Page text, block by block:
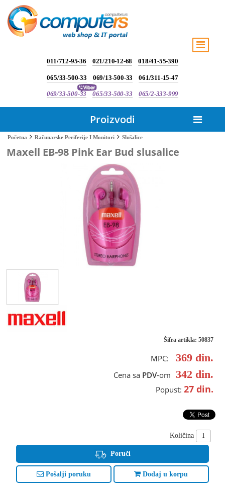
011/712-95-36 021/210-12-68 018/41-55-390
065/33-500-33 069/13-500-33 061/311-15-47
069/33-500-33 065/33-500-33 065/2-333-999
Proizvodi
Početna Računarske Periferije I Monitori Slušalice
Maxell EB-98 Pink Ear Bud slusalice
Šifra artikla: 50837
MPC: 369 din.
Cena sa PDV-om 342 din.
Popust: 27 din.
Količina
Poruči
Pošalji poruku Dodaj u korpu